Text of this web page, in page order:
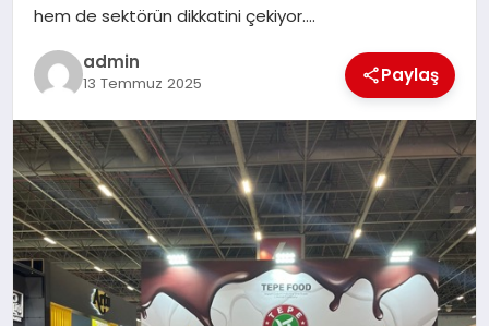
hem de sektörün dikkatini çekiyor….
admin
13 Temmuz 2025 Paylaş